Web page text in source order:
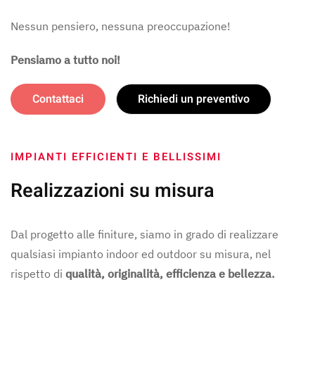
Nessun pensiero, nessuna preoccupazione!
Pensiamo a tutto noi!
Contattaci Richiedi un preventivo
IMPIANTI EFFICIENTI E BELLISSIMI
Realizzazioni su misura
Dal progetto alle finiture, siamo in grado di realizzare
qualsiasi impianto indoor ed outdoor su misura, nel
rispetto di qualità, originalità, efficienza e bellezza.